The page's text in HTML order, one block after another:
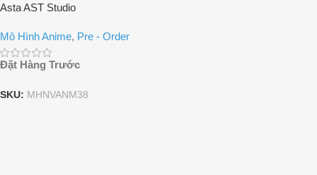
Asta AST Studio
Mô Hình Anime, Pre - Order
Đặt Hàng Trước
SKU: MHNVANM38